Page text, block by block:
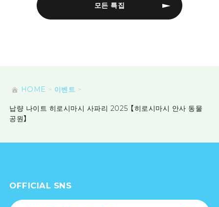
모든 특집
HOME 이벤트
납량 나이트 히로시마시 사파리 2025 【히로시마시 안사 동물
공원】
OFFICIAL SNS